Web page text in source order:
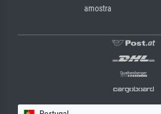
amostra